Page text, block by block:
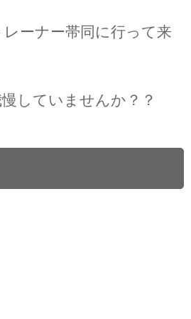
ーナー帯同に行って来
していませんか？？